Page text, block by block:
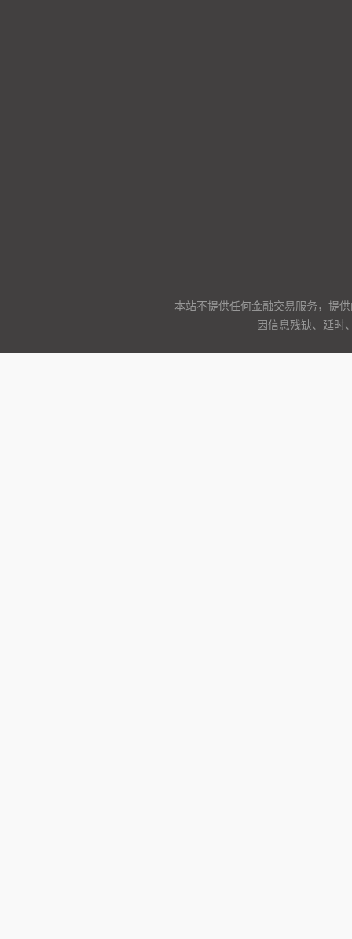
本站不提供任何金融交易服务，提
因信息残缺、延时